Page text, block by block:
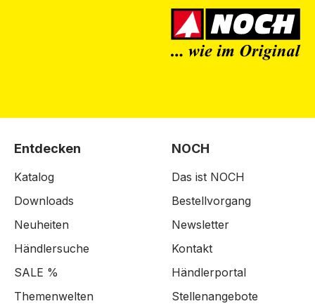
Entdecken
Katalog
Downloads
Neuheiten
Händlersuche
SALE %
Themenwelten
NOCH
Das ist NOCH
Bestellvorgang
Newsletter
Kontakt
Händlerportal
Stellenangebote